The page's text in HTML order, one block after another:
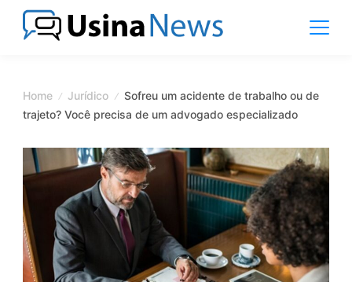
Skip
Magazine
Home Jurídico
Sofreu um acidente de trabalho ou de
trajeto? Você precisa de um advogado especializado